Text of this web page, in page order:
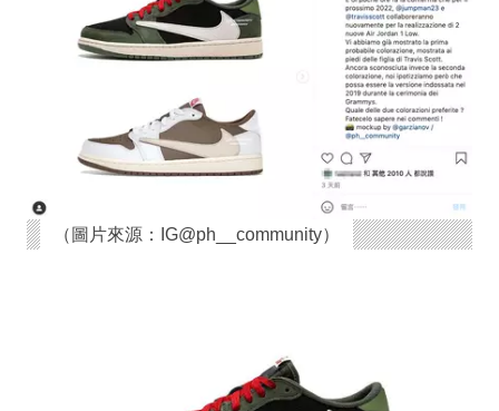
（圖片來源：IG@ph__community）